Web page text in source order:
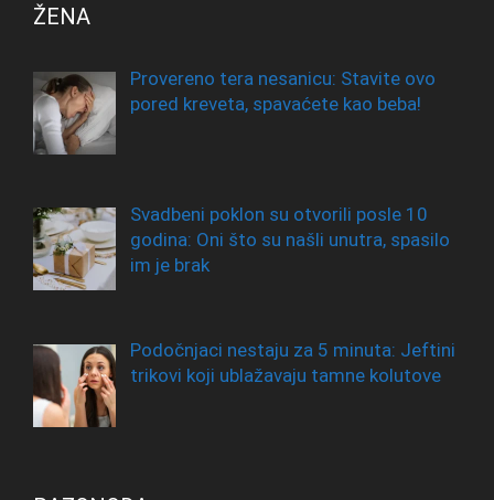
ŽENA
Provereno tera nesanicu: Stavite ovo
pored kreveta, spavaćete kao beba!
Svadbeni poklon su otvorili posle 10
godina: Oni što su našli unutra, spasilo
im je brak
Podočnjaci nestaju za 5 minuta: Jeftini
trikovi koji ublažavaju tamne kolutove